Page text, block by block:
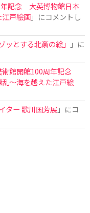
記念 大英博物館日本
戸絵画」にコメントし
とする北斎の絵」
」に
館開館100周年記念
〜海を越えた江戸絵
ター 歌川国芳展 」にコ